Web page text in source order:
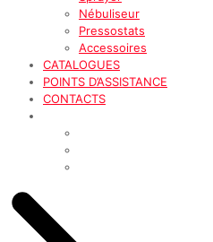
Nébuliseur
Pressostats
Accessoires
CATALOGUES
POINTS D’ASSISTANCE
CONTACTS